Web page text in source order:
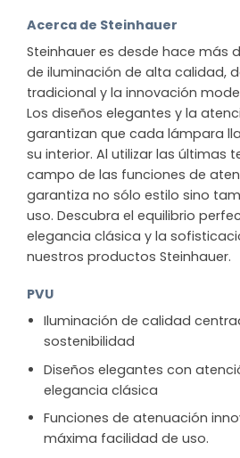
Acerca de Steinhauer
Steinhauer es desde hace más
de iluminación de alta calidad,
tradicional y la innovación
Los diseños elegantes y la
garantizan que cada lámpara
su interior. Al utilizar las últimas
campo de las funciones de
garantiza no sólo estilo sino
uso. Descubra el equilibrio
elegancia clásica y la
nuestros productos Steinhauer.
PVU
Iluminación de calidad
sostenibilidad
Diseños elegantes con
elegancia clásica
Funciones de atenuación
máxima facilidad de uso.